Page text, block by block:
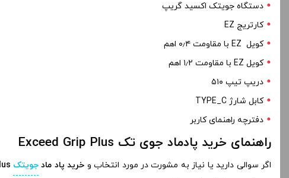
دستگاه جویتک اکسید گریپ
کارتریج EZ
کویل EZ با مقاومت ۰٫۴ اهم
کویل EZ با مقاومت ۱٫۲ اهم
دریپ تیپ ۵۱۰
کابل شارژ TYPE_C
دفترچه راهنمای کاربر
راهنمای خرید پادماد جوی تک Exceed Grip Plus
اگر سوالی دارید یا نیاز به مشورت در مورد انتخاب و خرید پاد ماد جویتک